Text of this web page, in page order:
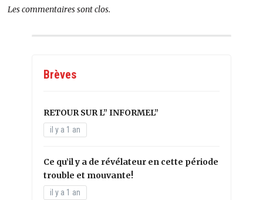
Les commentaires sont clos.
Brèves
RETOUR SUR L” INFORMEL”
il y a 1 an
Ce qu’il y a de révélateur en cette période
trouble et mouvante!
il y a 1 an